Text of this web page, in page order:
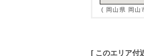
( 岡山県 岡山
[ このエリア付